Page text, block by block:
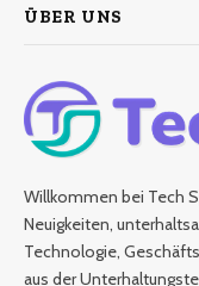
ÜBER UNS
Willkommen bei Tech
Neuigkeiten,
Technologie,
aus der